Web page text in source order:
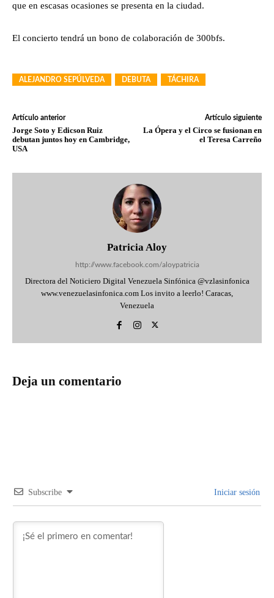
que en escasas ocasiones se presenta en la ciudad.
El concierto tendrá un bono de colaboración de 300bfs.
ALEJANDRO SEPÚLVEDA DEBUTA TÁCHIRA
Artículo anterior
Jorge Soto y Edicson Ruiz
debutan juntos hoy en Cambridge,
USA
Artículo siguiente
La Ópera y el Circo se fusionan en
el Teresa Carreño
Patricia Aloy
http://www.facebook.com/aloypatricia
Directora del Noticiero Digital Venezuela Sinfónica @vzlasinfonica
www.venezuelasinfonica.com Los invito a leerlo! Caracas,
Venezuela
Deja un comentario
Subscribe Iniciar sesión